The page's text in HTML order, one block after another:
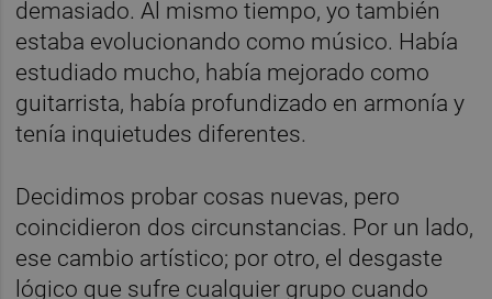
demasiado. Al mismo tiempo, yo también
estaba evolucionando como músico. Había
estudiado mucho, había mejorado como
guitarrista, había profundizado en armonía y
tenía inquietudes diferentes.
Decidimos probar cosas nuevas, pero
coincidieron dos circunstancias. Por un lado,
ese cambio artístico; por otro, el desgaste
lógico que sufre cualquier grupo cuando